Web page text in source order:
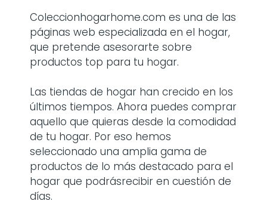
Coleccionhogarhome.com es una de las
páginas web especializada en el hogar,
que pretende asesorarte sobre
productos top para tu hogar.
Las tiendas de hogar han crecido en los
últimos tiempos. Ahora puedes comprar
aquello que quieras desde la comodidad
de tu hogar. Por eso hemos
seleccionado una amplia gama de
productos de lo más destacado para el
hogar que podrásrecibir en cuestión de
días.